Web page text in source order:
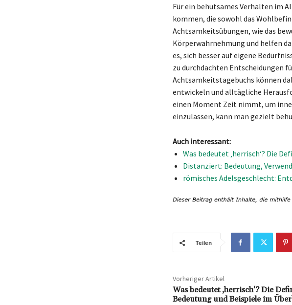
Für ein behutsames Verhalten im
kommen, die sowohl das
Achtsamkeitsübungen, wie das
Körperwahrnehmung und helfen
es, sich besser auf eigene
zu durchdachten Entscheidungen
Achtsamkeitstagebuchs können
entwickeln und alltägliche
einen Moment Zeit nimmt, um
einzulassen, kann man gezielt
Auch interessant:
Was bedeutet ‚herrisch‘? Die
Distanziert: Bedeutung,
römisches Adelsgeschlecht:
Teilen
Vorheriger Artikel
Was bedeutet ‚herrisch‘? Die
Bedeutung und Beispiele im